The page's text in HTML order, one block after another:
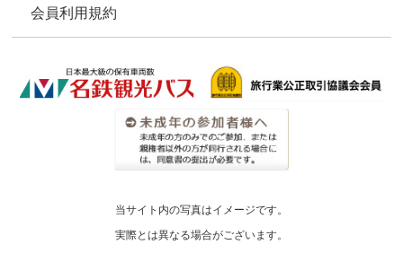
会員利用規約
当サイト内の写真はイメージです。
実際とは異なる場合がございます。